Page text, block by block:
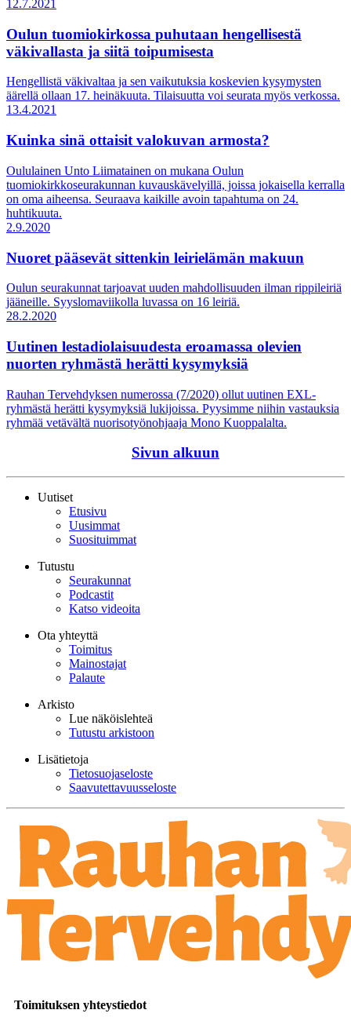
12.7.2021
Oulun tuomiokirkossa puhutaan hengellisestä
väkivallasta ja siitä toipumisesta
Hengellistä väkivaltaa ja sen vaikutuksia koskevien kysymysten
äärellä ollaan 17. heinäkuuta. Tilaisuutta voi seurata myös verkossa.
13.4.2021
Kuinka sinä ottaisit valokuvan armosta?
Oululainen Unto Liimatainen on mukana Oulun
tuomiokirkkoseurakunnan kuvauskävelyillä, joissa jokaisella kerralla
on oma aiheensa. Seuraava kaikille avoin tapahtuma on 24.
huhtikuuta.
2.9.2020
Nuoret pääsevät sittenkin leirielämän makuun
Oulun seurakunnat tarjoavat uuden mahdollisuuden ilman rippileiriä
jääneille. Syyslomaviikolla luvassa on 16 leiriä.
28.2.2020
Uutinen lestadiolaisuudesta eroamassa olevien
nuorten ryhmästä herätti kysymyksiä
Rauhan Tervehdyksen numerossa (7/2020) ollut uutinen EXL-
ryhmästä herätti kysymyksiä lukijoissa. Pyysimme niihin vastauksia
ryhmää vetävältä nuorisotyönohjaaja Mono Kuoppalalta.
Sivun alkuun
Uutiset
Etusivu
Uusimmat
Suosituimmat
Tutustu
Seurakunnat
Podcastit
Katso videoita
Ota yhteyttä
Toimitus
Mainostajat
Palaute
Arkisto
Lue näköislehteä
Tutustu arkistoon
Lisätietoja
Tietosuojaseloste
Saavutettavuusseloste
Toimituksen yhteystiedot